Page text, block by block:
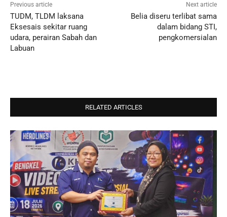
Previous article
TUDM, TLDM laksana
Eksesais sekitar ruang
udara, perairan Sabah dan
Labuan
Next article
Belia diseru terlibat sama
dalam bidang STI,
pengkomersialan
RELATED ARTICLES